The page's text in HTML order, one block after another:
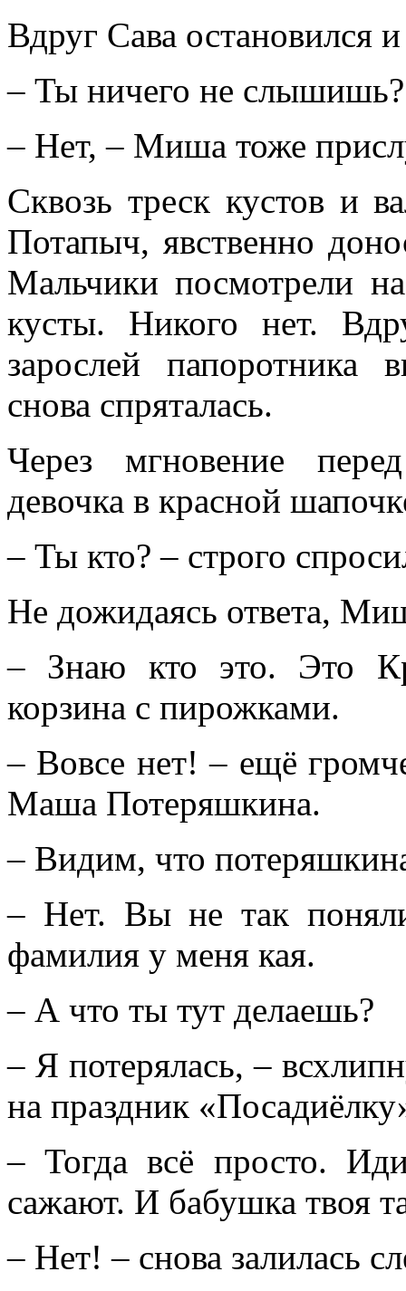
Вдруг Сава остановился
– Ты ничего не
– Нет, – Миша тоже
Сквозь треск кустов и
Потапыч, явственно
Мальчики посмотрели
кусты. Никого нет.
зарослей папоротника
снова спряталась.
Через мгновение
девочка в красной
– Ты кто? – строго
Не дожидаясь ответа,
– Знаю кто это. Это
корзина с пирожками.
– Вовсе нет! – ещё
Маша Потеряшкина.
– Видим, что
– Нет. Вы не так
фамилия у меня кая.
– А что ты тут делаешь?
– Я потерялась, –
на праздник
– Тогда всё просто.
сажают. И бабушка твоя
– Нет! – снова залилась